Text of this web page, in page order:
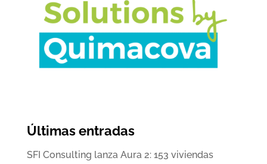
Últimas entradas
SFI Consulting lanza Aura 2: 153 viviendas